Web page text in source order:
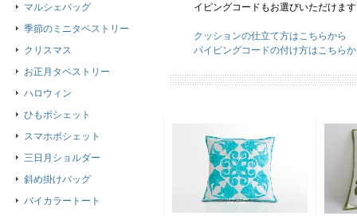
イピングコードもお選びいただけま
クッションの仕立て方はこちらから
パイピングコードの付け方はこちら
マルシェバッグ
季節のミニタペストリー
クリスマス
お正月タペストリー
ハロウィン
ひもポシェット
スマホポシェット
三日月ショルダー
斜め掛けバッグ
バイカラートート